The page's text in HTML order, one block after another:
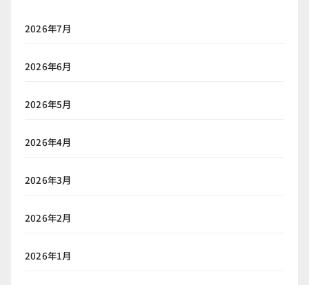
2026年7月
2026年6月
2026年5月
2026年4月
2026年3月
2026年2月
2026年1月